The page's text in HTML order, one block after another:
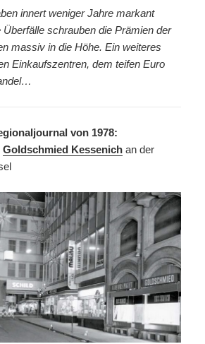
innert weniger Jahre markant
schrauben die Prämien der
massiv in die Höhe. Ein weiteres
Einkaufszentren, dem teifen Euro
von 1978:
Goldschmied Kessenich an der